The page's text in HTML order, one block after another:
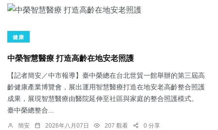
健康
中榮智慧醫療 打造高齡在地安老照護
【記者簡安／中市報導】臺中榮總在台北世貿一館舉辦的第三屆高
齡健康產業博覽會，展出運用智慧醫療打造在地安老高齡整合照護
成果，展現智慧醫療由醫院延伸至社區與家庭的整合照護模式。
臺中榮總整合...
簡安 2026年八月07日 207 觀看 0 分享